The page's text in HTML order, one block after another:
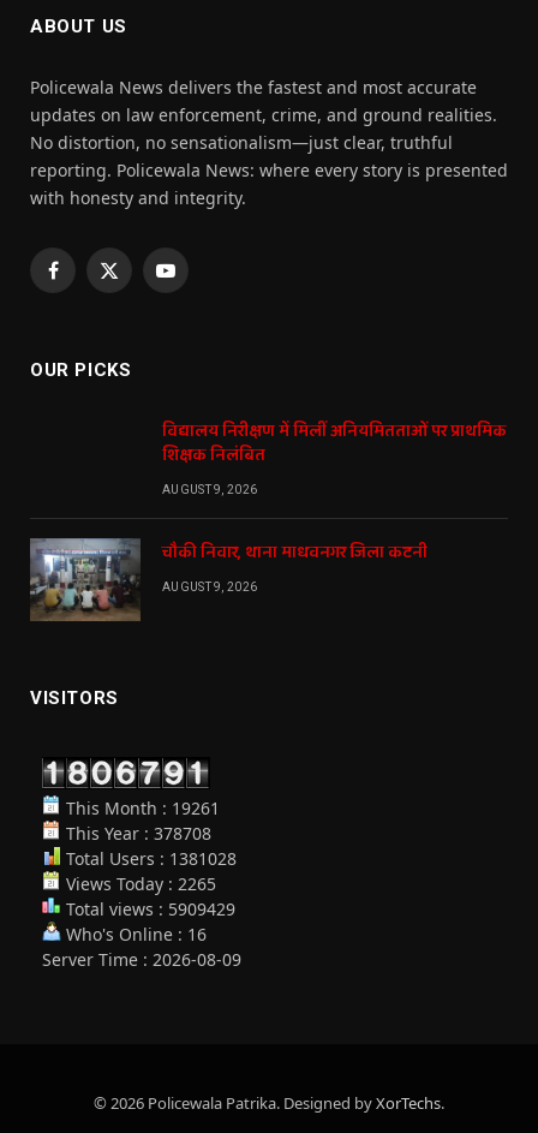
ABOUT US
Policewala News delivers the fastest and most accurate
updates on law enforcement, crime, and ground realities.
No distortion, no sensationalism—just clear, truthful
reporting. Policewala News: where every story is presented
with honesty and integrity.
Facebook
X
YouTube
OUR PICKS
विद्यालय निरीक्षण में मिलीं अनियमितताओं पर प्राथमिक
शिक्षक निलंबित
AUGUST 9, 2026
चौकी निवार, थाना माधवनगर जिला कटनी
AUGUST 9, 2026
VISITORS
This Month : 19261
This Year : 378708
Total Users : 1381028
Views Today : 2265
Total views : 5909429
Who's Online : 16
Server Time : 2026-08-09
© 2026 Policewala Patrika. Designed byXorTechs.